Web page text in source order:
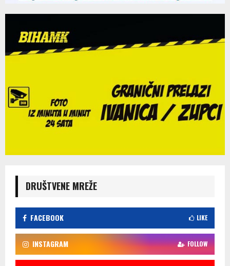
DRUŠTVENE MREŽE
FACEBOOK LIKE
INSTAGRAM FOLLOW